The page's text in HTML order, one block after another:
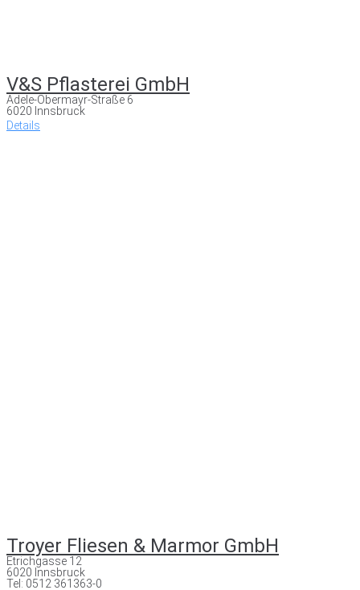
V&S Pflasterei GmbH
Adele-Obermayr-Straße 6
6020 Innsbruck
Details
Troyer Fliesen & Marmor GmbH
Etrichgasse 12
6020 Innsbruck
Tel: 0512 361363-0